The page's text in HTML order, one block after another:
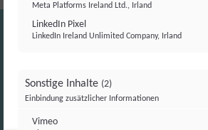
Meta Platforms Ireland Ltd., Irland
LinkedIn Pixel
LinkedIn Ireland Unlimited Company, Irland
Sonstige Inhalte (2)
Einbindung zusätzlicher Informationen
Vimeo